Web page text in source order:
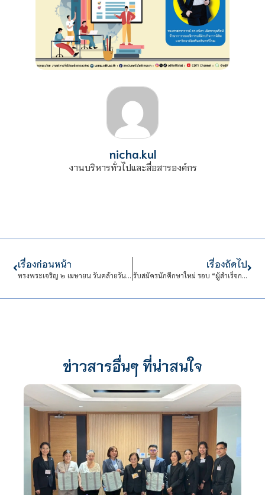
nicha.kul
งานบริหารทั่วไปและสื่อสารองค์กร
เรื่องก่อนหน้า
ทรงพระเจริญ ๒ เมษายน วันคล้ายวันพระราชสมภพ สมเด็จพระกนิษฐาธิราชเจ้า กรมสมเด็จพระเทพรัตนราชสสุดา ฯ สยามบรมราชกุมารี
เรื่องถัดไป
รับสมัครนักศึกษาใหม่ รอบ “ผู้สำเร็จการศึกษาระดับ ปวส. เข้าศึกษาระดับปริญญาตรี ประจำปี 2568”
ข่าวสารอื่นๆ ที่น่าสนใจ